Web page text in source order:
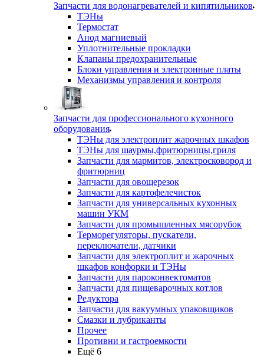
Запчасти для водонагревателей и кипятильников
ТЭНы
Термостат
Анод магниевый
Уплотнительные прокладки
Клапаны предохранительные
Блоки управления и электронные платы
Механизмы управления и контроля
Запчасти для профессионального кухонного
оборудования
ТЭНы для электроплит жарочных шкафов
ТЭНы для шаурмы,фритюрницы,гриля
Запчасти для мармитов, электросковород и
фритюрниц
Запчасти для овощерезок
Запчасти для картофелечисток
Запчасти для универсальных кухонных
машин УКМ
Запчасти для промышленных мясорубок
Терморегуляторы, пускатели,
переключатели, датчики
Запчасти для электроплит и жарочных
шкафов конфорки и ТЭНы
Запчасти для пароконвектоматов
Запчасти для пищеварочных котлов
Редуктора
Запчасти для вакуумных упаковщиков
Смазки и лубриканты
Прочее
Противни и гастроемкости
Ещё 6